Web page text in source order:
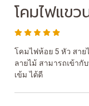
โคมไฟแขว
โคมไฟห้อย 5 หัว สาย
ลายไม้ สามารถเข้า
เข้ม ได้ดี